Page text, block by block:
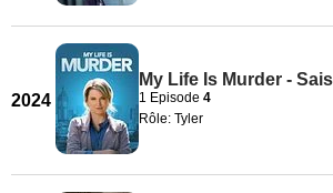
2024
My Life Is Murder -
1 Episode 4
Rôle: Tyler